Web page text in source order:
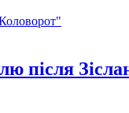
після